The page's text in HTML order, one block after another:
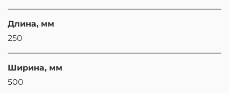
Длина, мм
250
Ширина, мм
500